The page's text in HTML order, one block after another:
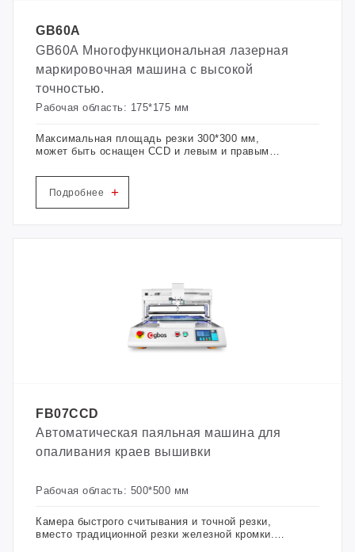
GB60A
GB60A Многофункциональная лазерная
маркировочная машина с высокой
точностью.
Рабочая область: 175*175 мм
Максимальная площадь резки 300*300 мм,
может быть оснащен CCD и левым и правым
разработан для легких операций обработки и
серийного производства. Его возможности резки
Подробнее +
FB07CCD
Автоматическая паяльная машина для
опаливания краев вышивки
Рабочая область: 500*500 мм
Камера быстрого считывания и точной резки,
вместо традиционной резки железной кромки.